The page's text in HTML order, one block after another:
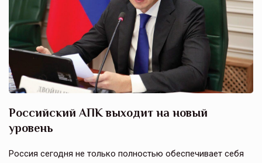
Российский АПК выходит на новый
уровень
Россия сегодня не только полностью обеспечивает себя